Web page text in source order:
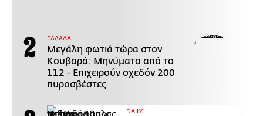
ΕΛΛΑΔΑ
Μεγάλη φωτιά τώρα στον
Κουβαρά: Μηνύματα από το
112 - Επιχειρούν σχεδόν 200
πυροσβέστες
DAILY